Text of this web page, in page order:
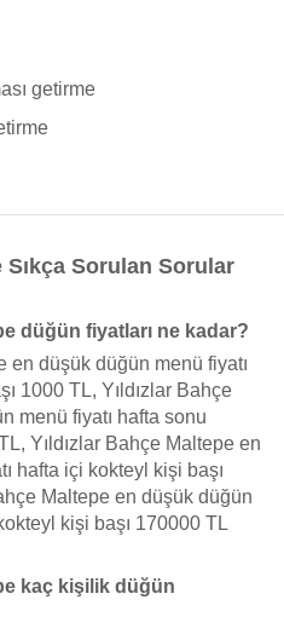
getirme
Sıkça Sorulan Sorular
düğün fiyatları ne kadar?
en düşük düğün menü fiyatı
1000 TL, Yıldızlar Bahçe
menü fiyatı hafta sonu
Yıldızlar Bahçe Maltepe en
hafta içi kokteyl kişi başı
Maltepe en düşük düğün
kişi başı 170000 TL
kaç kişilik düğün